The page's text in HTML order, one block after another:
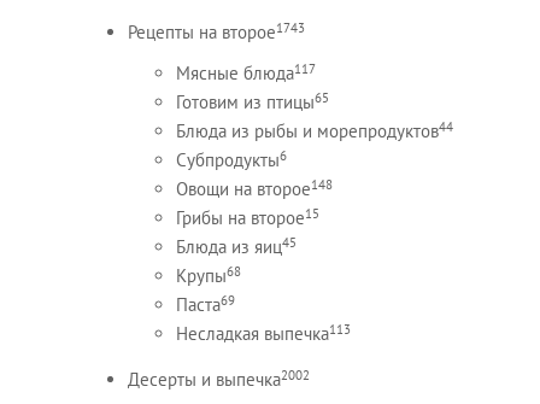
Рецепты на второе1743
Мясные блюда117
Готовим из птицы65
Блюда из рыбы и морепродуктов44
Субпродукты6
Овощи на второе148
Грибы на второе15
Блюда из яиц45
Крупы68
Паста69
Несладкая выпечка113
Десерты и выпечка2002